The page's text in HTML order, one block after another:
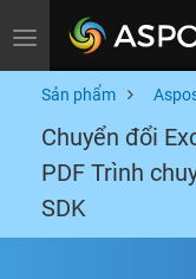
Toggle navigation
Sản phẩm
Chuyển đổi
PDF Trình
SDK